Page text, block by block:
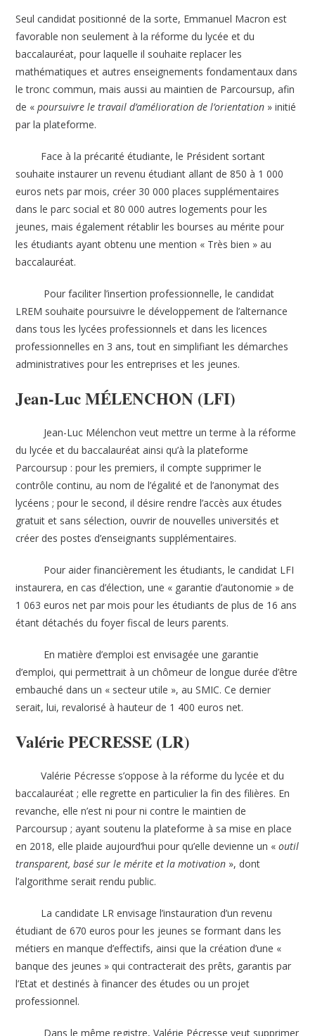
Seul candidat positionné de la sorte, Emmanuel Macron est
favorable non seulement à la réforme du lycée et du
baccalauréat, pour laquelle il souhaite replacer les
mathématiques et autres enseignements fondamentaux dans
le tronc commun, mais aussi au maintien de Parcoursup, afin
de «poursuivre le travail d’amélioration de l’orientation » initié
par la plateforme.
Face à la précarité étudiante, le Président sortant
souhaite instaurer un revenu étudiant allant de 850 à 1 000
euros nets par mois, créer 30 000 places supplémentaires
dans le parc social et 80 000 autres logements pour les
jeunes, mais également rétablir les bourses au mérite pour
les étudiants ayant obtenu une mention « Très bien » au
baccalauréat.
Pour faciliter l’insertion professionnelle, le candidat
LREM souhaite poursuivre le développement de l’alternance
dans tous les lycées professionnels et dans les licences
professionnelles en 3 ans, tout en simplifiant les démarches
administratives pour les entreprises et les jeunes.
Jean-Luc MÉLENCHON (LFI)
Jean-Luc Mélenchon veut mettre un terme à la réforme
du lycée et du baccalauréat ainsi qu’à la plateforme
Parcoursup : pour les premiers, il compte supprimer le
contrôle continu, au nom de l’égalité et de l’anonymat des
lycéens ; pour le second, il désire rendre l’accès aux études
gratuit et sans sélection, ouvrir de nouvelles universités et
créer des postes d’enseignants supplémentaires.
Pour aider financièrement les étudiants, le candidat LFI
instaurera, en cas d’élection, une « garantie d’autonomie » de
1 063 euros net par mois pour les étudiants de plus de 16 ans
étant détachés du foyer fiscal de leurs parents.
En matière d’emploi est envisagée une garantie
d’emploi, qui permettrait à un chômeur de longue durée d’être
embauché dans un « secteur utile », au SMIC. Ce dernier
serait, lui, revalorisé à hauteur de 1 400 euros net.
Valérie PECRESSE (LR)
Valérie Pécresse s’oppose à la réforme du lycée et du
baccalauréat ; elle regrette en particulier la fin des filières. En
revanche, elle n’est ni pour ni contre le maintien de
Parcoursup ; ayant soutenu la plateforme à sa mise en place
en 2018, elle plaide aujourd’hui pour qu’elle devienne un « outil
transparent, basé sur le mérite et la motivation », dont
l’algorithme serait rendu public.
La candidate LR envisage l’instauration d’un revenu
étudiant de 670 euros pour les jeunes se formant dans les
métiers en manque d’effectifs, ainsi que la création d’une «
banque des jeunes » qui contracterait des prêts, garantis par
l’Etat et destinés à financer des études ou un projet
professionnel.
Dans le même registre, Valérie Pécresse veut supprimer